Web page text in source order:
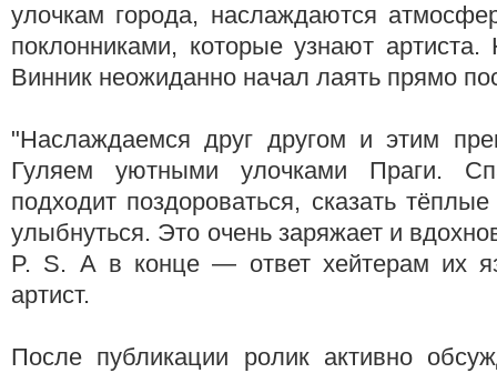
улочкам города, наслаждаются
поклонниками, которые узнают
Винник неожиданно начал лаять прямо
"Наслаждаемся друг другом и этим
Гуляем уютными улочками Праги.
подходит поздороваться, сказать
улыбнуться. Это очень заряжает и
P. S. А в конце — ответ хейтерам их
артист.
После публикации ролик активно